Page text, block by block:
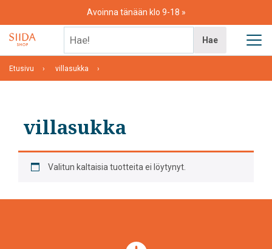
content
Avoinna tänään klo 9-18
Hae
Etusivu villasukka
villasukka
Valitun kaltaisia tuotteita ei löytynyt.